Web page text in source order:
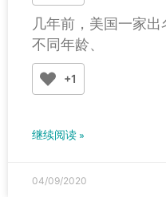
几年前，美国一家
不同年龄、
+1
继续阅读 »
04/09/2020